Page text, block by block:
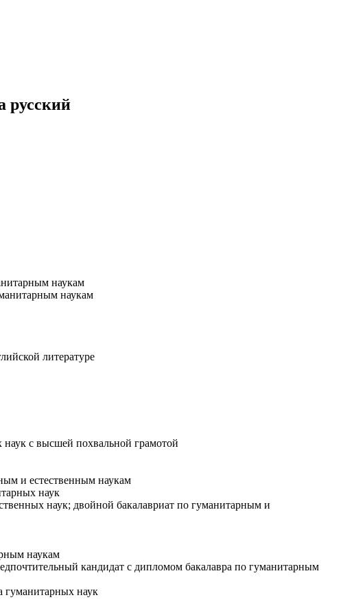
русский
наукам
наукам
литературе
с высшей похвальной грамотой
и естественным наукам
наук
наук; двойной бакалавриат по гуманитарным и
наукам
кандидат с дипломом бакалавра по гуманитарным
гуманитарных наук